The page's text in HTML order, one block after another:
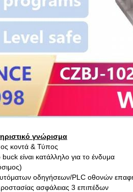
γνώρισμα
κοντά & Τύπος
είναι κατάλληλο για το ένδυμα
οδηγήσεων/PLC οθονών
ασφάλειας 3 επιπέδων